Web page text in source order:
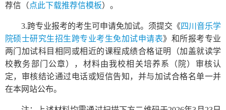
荐信（点此下载推荐信模板）。
3.跨专业报考的考生可申请免加试。须提交《四川音乐学
院硕士研究生招生跨专业考生免加试申请表》和所报考专业
两门加试科目相同或相近的课程成绩合格证明（加盖就读学
校教务部门公章），材料由我校相关培养系（院）审核认
定，审核结论通过电话或短信告知，并与加试合格名单一并
在本网站公布。